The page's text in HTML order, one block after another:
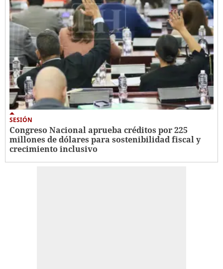
SESIÓN
Congreso Nacional aprueba créditos por 225
millones de dólares para sostenibilidad fiscal y
crecimiento inclusivo